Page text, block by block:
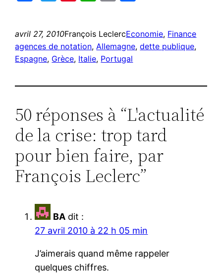
avril 27, 2010François LeclercEconomie, Finance
agences de notation, Allemagne, dette publique
Espagne, Grèce, Italie, Portugal
50 réponses à “L'actualité
de la crise: trop tard
pour bien faire, par
François Leclerc”
BA dit :
27 avril 2010 à 22 h 05 min
J’aimerais quand même rappeler
quelques chiffres.